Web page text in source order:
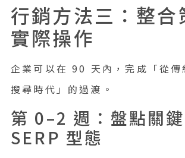
行銷方法三：整合
實際操作
企業可以在 90 天內，完成「從
搜尋時代」的過渡。
第 0–2 週：盤點關
SERP 型態